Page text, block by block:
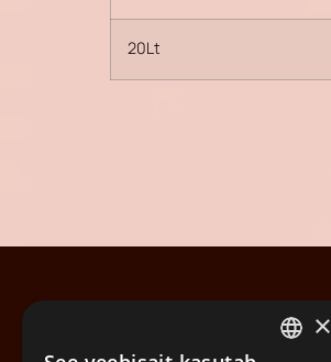
20Lt
×